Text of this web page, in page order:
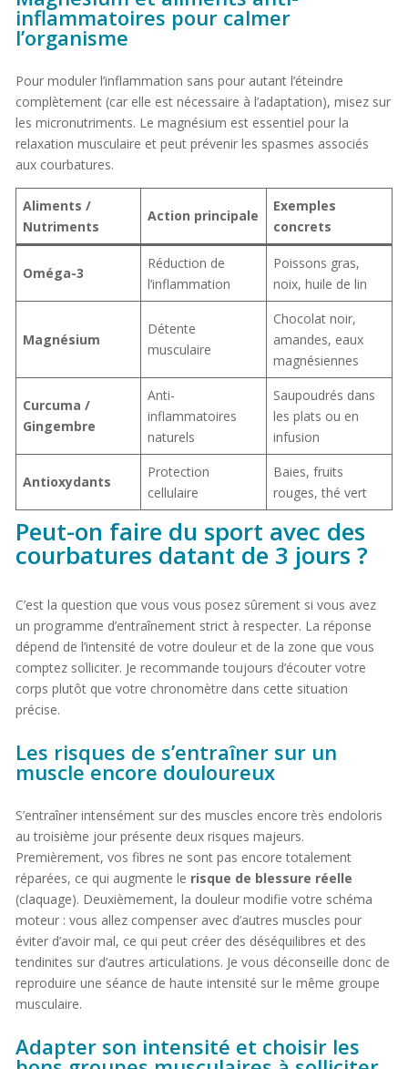
inflammatoires pour calmer
l’organisme
Pour moduler l’inflammation sans pour autant l’éteindre
complètement (car elle est nécessaire à l’adaptation), misez sur
les micronutriments. Le magnésium est essentiel pour la
relaxation musculaire et peut prévenir les spasmes associés
aux courbatures.
Aliments /
Nutriments
Action principale
Exemples
concrets
Oméga-3
Réduction de
l’inflammation
Poissons gras,
noix, huile de lin
Magnésium
Détente
musculaire
Chocolat noir,
amandes, eaux
magnésiennes
Curcuma /
Gingembre
Anti-
inflammatoires
naturels
Saupoudrés dans
les plats ou en
infusion
Antioxydants
Protection
cellulaire
Baies, fruits
rouges, thé vert
Peut-on faire du sport avec des
courbatures datant de 3 jours ?
C’est la question que vous vous posez sûrement si vous avez
un programme d’entraînement strict à respecter. La réponse
dépend de l’intensité de votre douleur et de la zone que vous
comptez solliciter. Je recommande toujours d’écouter votre
corps plutôt que votre chronomètre dans cette situation
précise.
Les risques de s’entraîner sur un
muscle encore douloureux
S’entraîner intensément sur des muscles encore très endoloris
au troisième jour présente deux risques majeurs.
Premièrement, vos fibres ne sont pas encore totalement
réparées, ce qui augmente le risque de blessure réelle
(claquage). Deuxièmement, la douleur modifie votre schéma
moteur : vous allez compenser avec d’autres muscles pour
éviter d’avoir mal, ce qui peut créer des déséquilibres et des
tendinites sur d’autres articulations. Je vous déconseille donc de
reproduire une séance de haute intensité sur le même groupe
musculaire.
Adapter son intensité et choisir les